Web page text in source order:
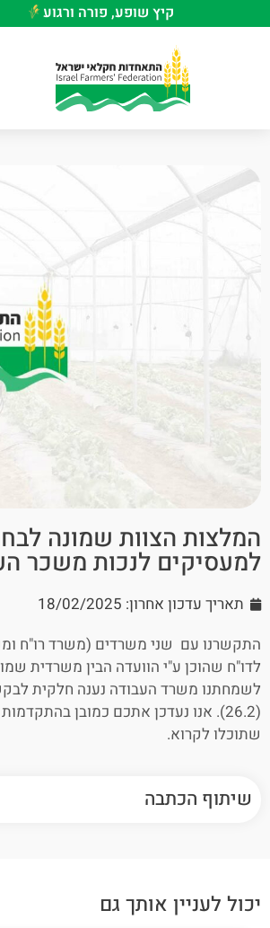
קיץ שופע, פורה ורגוע
המלצות הצוות שמונה
למעסיקים לנכות משכר
תאריך עדכון אחרון: 18/02/2025
התקשרנו עם שני משרדים (משרד רו"ח
לדו"ח שהוכן ע"י הוועדה הבין משרדית
לשמחתנו משרד העבודה נענה חלקית
(26.2). אנו נעדכן אתכם כמובן
שתוכלו לקרוא.
שיתוף הכתבה
יכול לעניין אותך גם